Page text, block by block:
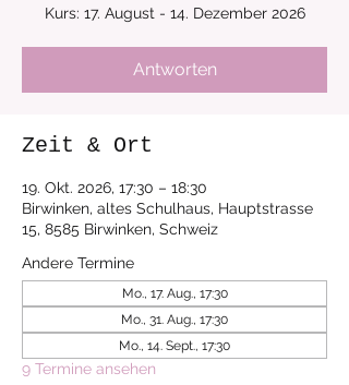
Kurs: 17. August - 14. Dezember 2026
Antworten
Zeit & Ort
19. Okt. 2026, 17:30 – 18:30
Birwinken, altes Schulhaus, Hauptstrasse
15, 8585 Birwinken, Schweiz
Andere Termine
Mo., 17. Aug., 17:30
Mo., 31. Aug., 17:30
Mo., 14. Sept., 17:30
9 Termine ansehen